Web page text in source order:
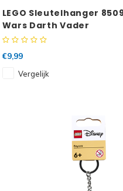
LEGO Sleutelhanger
Wars Darth Vader
€9,99
Vergelijk